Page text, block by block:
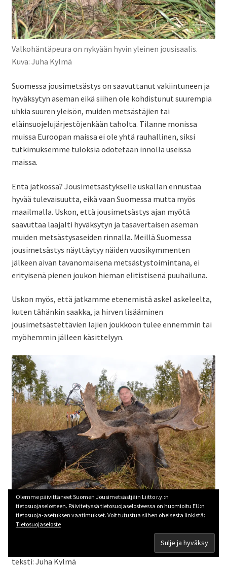
Valkohäntäpeura on nykyään hyvin yleinen jousisaalis.
Kuva: Juha Kylmä
Suomessa jousimetsästys on saavuttanut vakiintuneen ja
hyväksytyn aseman eikä siihen ole kohdistunut suurempia
uhkia suuren yleisön, muiden metsästäjien tai
eläinsuojelujärjestöjenkään taholta. Tilanne monissa
muissa Euroopan maissa ei ole yhtä rauhallinen, siksi
tutkimuksemme tuloksia odotetaan innolla useissa
maissa.
Entä jatkossa? Jousimetsästykselle uskallan ennustaa
hyvää tulevaisuutta, eikä vaan Suomessa mutta myös
maailmalla. Uskon, että jousimetsästys ajan myötä
saavuttaa laajalti hyväksytyn ja tasavertaisen aseman
muiden metsästysaseiden rinnalla. Meillä Suomessa
jousimetsästys näyttäytyy näiden vuosikymmenten
jälkeen aivan tavanomaisena metsästystoimintana, ei
erityisenä pienen joukon hieman elitistisenä puuhailuna.
Uskon myös, että jatkamme etenemistä askel askeleelta,
kuten tähänkin saakka, ja hirven lisääminen
jousimetsästettävien lajien joukkoon tulee ennemmin tai
myöhemmin jälleen käsittelyyn.
Hirven lisääminen jousella metsästettävien lajien listalle
Suomessa on liiton yksi tavoitteista. Kuva: Juha Kylmä
Onnea ja pitkää ikää Suomen Jousimetsästäjäin Liitolle!
teksti: Juha Kylmä
Olemme päivittäneet Suomen Jousimetsästjäin Liitto r.y.:n
tietosuojaselosteen. Päivitetyssä tietosuojaselosteessa on huomioitu EU:n
tietosuoja-asetuksen vaatimukset. Voit tutustua siihen oheisesta linkistä:
Tietosuojaseloste